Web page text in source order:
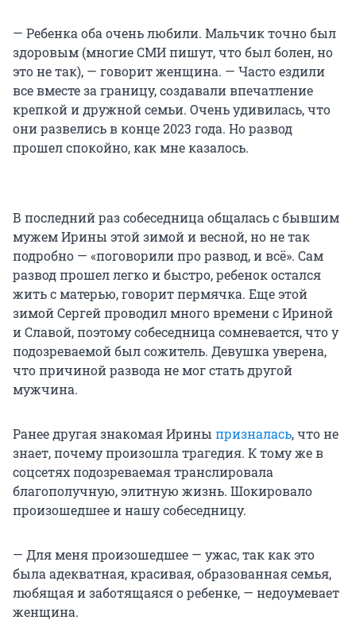
— Ребенка оба очень любили. Мальчик точно был
здоровым (многие СМИ пишут, что был болен, но
это не так), — говорит женщина. — Часто ездили
все вместе за границу, создавали впечатление
крепкой и дружной семьи. Очень удивилась, что
они развелись в конце 2023 года. Но развод
прошел спокойно, как мне казалось.
В последний раз собеседница общалась с бывшим
мужем Ирины этой зимой и весной, но не так
подробно — «поговорили про развод, и всё». Сам
развод прошел легко и быстро, ребенок остался
жить с матерью, говорит пермячка. Еще этой
зимой Сергей проводил много времени с Ириной
и Славой, поэтому собеседница сомневается, что у
подозреваемой был сожитель. Девушка уверена,
что причиной развода не мог стать другой
мужчина.
Ранее другая знакомая Ирины призналась, что не
знает, почему произошла трагедия. К тому же в
соцсетях подозреваемая транслировала
благополучную, элитную жизнь. Шокировало
произошедшее и нашу собеседницу.
— Для меня произошедшее — ужас, так как это
была адекватная, красивая, образованная семья,
любящая и заботящаяся о ребенке, — недоумевает
женщина.